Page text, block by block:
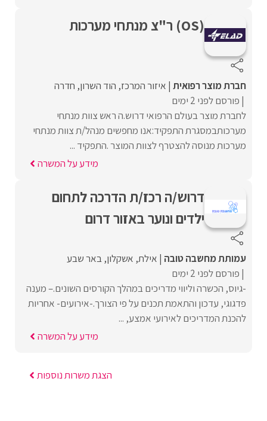
(OS) ר"צ מנתחי מערכות
חברת מוצר רפואית איזור המרכז הוד השרון חדרה
פורסם לפני 2 ימים
לחברת מוצר בעולם הרפואי דרוש.ה ראש צוות מנתחי
מערכותבמסגרת התפקיד:אנו מחפשים מנהל/ת צוות מנתחי
מערכות מנוסה להצטרף לצוות המוצר .התפקיד ...
מידע על המשרה
דרוש/ה רכז/ת הדרכה לתחום
ילדים ונוער באזור דרום
עמותת מחשבה טובה אילת אשקלון באר שבע
פורסם לפני 2 ימים
-גיוס, הכשרה וליווי מדריכים במהלך הקורסים השונים.– מענה
פדגוגי, עדכון והתאמת תכנים על פי הצורך.-אירועים- אחריות
להכנת המדריכים לאירועי אמצע, ...
מידע על המשרה
הצגת משרות נוספות